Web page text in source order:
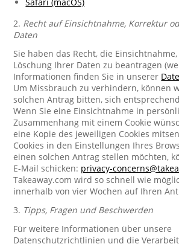
2. Recht auf Einsichtnahme, Korrektur
Daten
Sie haben das Recht, die
Löschung Ihrer Daten zu beantragen
Informationen finden Sie in unserer
Um Missbrauch zu verhindern, können
solchen Antrag bitten, sich
Wenn Sie eine Einsichtnahme in
Zusammenhang mit einem Cookie
eine Kopie des jeweiligen Cookies
Cookies in den Einstellungen Ihres
einen solchen Antrag stellen möchten,
E-Mail schicken: privacy-
Takeaway.com wird so schnell wie
innerhalb von vier Wochen auf Ihren
3. Tipps, Fragen und Beschwerden
Für weitere Informationen über unsere
Datenschutzrichtlinien und die